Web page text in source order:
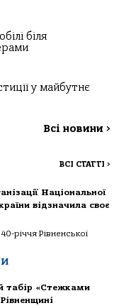
біля
у майбутнє
Всі новини >
ВСІ СТАТТІ >
Національної
відзначила своє
річчя Рівненської
табір «Стежками